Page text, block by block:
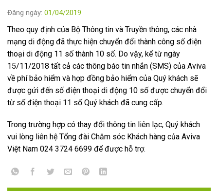
Đăng ngày: 01/04/2019
Theo quy định của Bộ Thông tin và Truyền thông, các nhà
mạng di động đã thực hiện chuyển đổi thành công số điện
thoại di động 11 số thành 10 số. Do vậy, kể từ ngày
15/11/2018 tất cả các thông báo tin nhắn (SMS) của Aviva
về phí bảo hiểm và hợp đồng bảo hiểm của Quý khách sẽ
được gửi đến số điện thoại di động 10 số được chuyển đổi
từ số điện thoại 11 số Quý khách đã cung cấp.
Trong trường hợp có thay đổi thông tin liên lạc, Quý khách
vui lòng liên hệ Tổng đài Chăm sóc Khách hàng của Aviva
Việt Nam 024 3724 6699 để được hỗ trợ.